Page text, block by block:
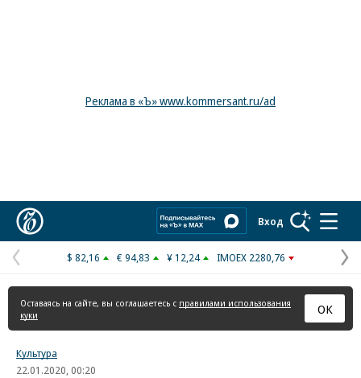
Реклама в «Ъ» www.kommersant.ru/ad
Вход
Предыдущая
страница
$ 82,16 € 94,83 ¥ 12,24 IMOEX 2280,76
Оставаясь на сайте, вы соглашаетесь с правилами использования
куки
ОК
Культура
22.01.2020, 00:20